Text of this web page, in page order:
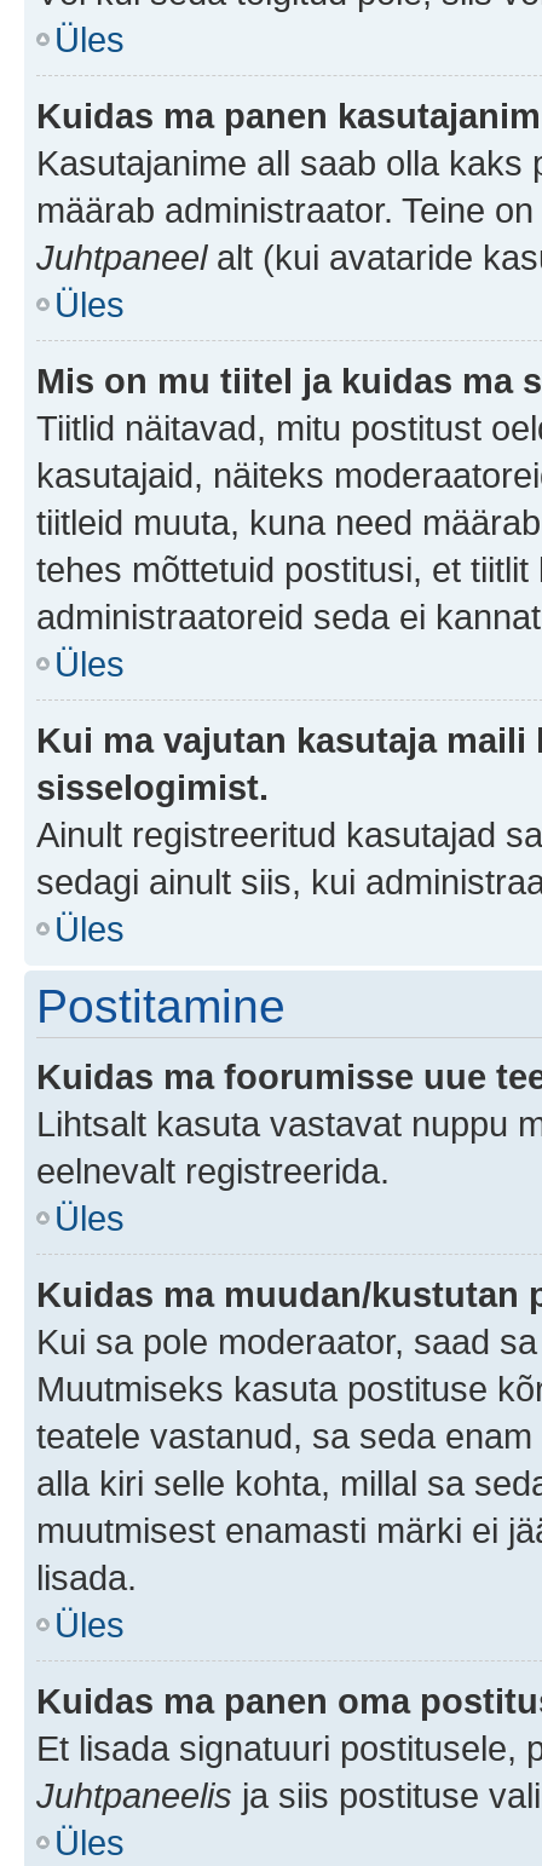
Üles
Kuidas ma panen
Kasutajanime all saab olla kaks
määrab administraator. Teine
Juhtpaneelalt (kui avataride
Üles
Mis on mu tiitel ja kuidas ma
Tiitlid näitavad, mitu postitust
kasutajaid, näiteks
tiitleid muuta, kuna need
tehes mõttetuid postitusi, et
administraatoreid seda ei
Üles
Kui ma vajutan kasutaja
sisselogimist.
Ainult registreeritud kasutajad
sedagi ainult siis, kui
Üles
Postitamine
Kuidas ma foorumisse uue
Lihtsalt kasuta vastavat nuppu
eelnevalt registreerida.
Üles
Kuidas ma muudan/kustutan
Kui sa pole moderaator, saad
Muutmiseks kasuta postituse
teatele vastanud, sa seda
alla kiri selle kohta, millal sa
muutmisest enamasti märki ei
lisada.
Üles
Kuidas ma panen oma
Et lisada signatuuri postitusele,
Juhtpaneelis ja siis postituse
Üles